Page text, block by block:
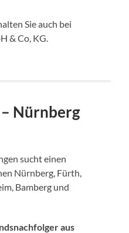
Sie auch bei
& Co, KG.
Nürnberg
sucht einen
Nürnberg, Fürth,
Bamberg und
aus